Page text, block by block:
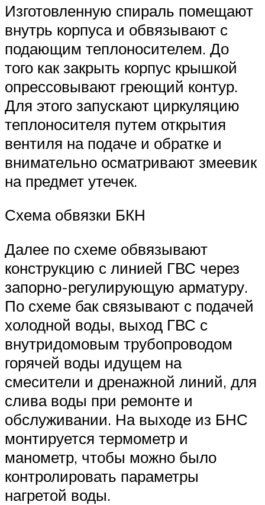
Изготовленную спираль помещают
внутрь корпуса и обвязывают с
подающим теплоносителем. До
того как закрыть корпус крышкой
опрессовывают греющий контур.
Для этого запускают циркуляцию
теплоносителя путем открытия
вентиля на подаче и обратке и
внимательно осматривают змеевик
на предмет утечек.
Схема обвязки БКН
Далее по схеме обвязывают
конструкцию с линией ГВС через
запорно-регулирующую арматуру.
По схеме бак связывают с подачей
холодной воды, выход ГВС с
внутридомовым трубопроводом
горячей воды идущем на
смесители и дренажной линий, для
слива воды при ремонте и
обслуживании. На выходе из БНС
монтируется термометр и
манометр, чтобы можно было
контролировать параметры
нагретой воды.